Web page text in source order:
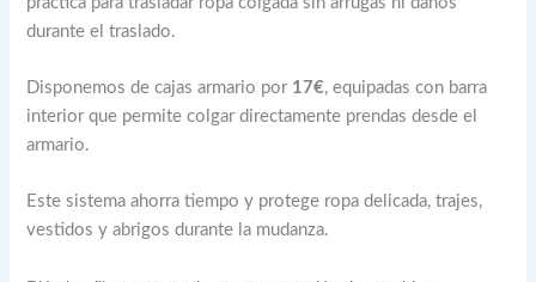
durante el traslado.
Disponemos de cajas armario por 17€, equipadas con barra
interior que permite colgar directamente prendas desde el
armario.
Este sistema ahorra tiempo y protege ropa delicada, trajes,
vestidos y abrigos durante la mudanza.